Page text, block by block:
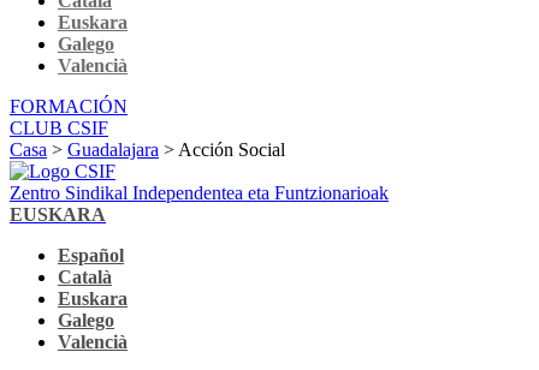
Euskara
Galego
Valencià
FORMACIÓN
CLUB CSIF
Casa > Guadalajara > Acción Social
Zentro Sindikal Independentea eta Funtzionarioak
EUSKARA
Español
Català
Euskara
Galego
Valencià